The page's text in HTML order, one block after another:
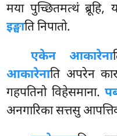
मया पुच्छितमत्थं ब्रूहि,
इङ्घाति निपातो.
एकेन आकारेना
आकारेनाति अपरेन
गहपतिनो विहेसमाना.
अनगारिका सत्तसु